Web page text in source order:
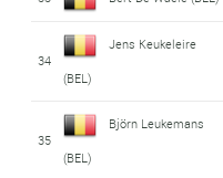
34
Jens Keukeleire
(BEL)
35
Björn Leukemans
(BEL)